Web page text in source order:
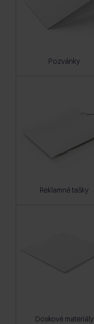
Pozvánky
Reklamné tašky
Doskové materiály